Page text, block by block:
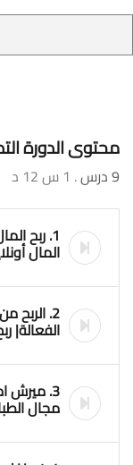
محتوى الدورة
9 درس . 1 س 12 د
1. ربح
المال
2. الربح
الفعالة|
3. ميرش
مجال